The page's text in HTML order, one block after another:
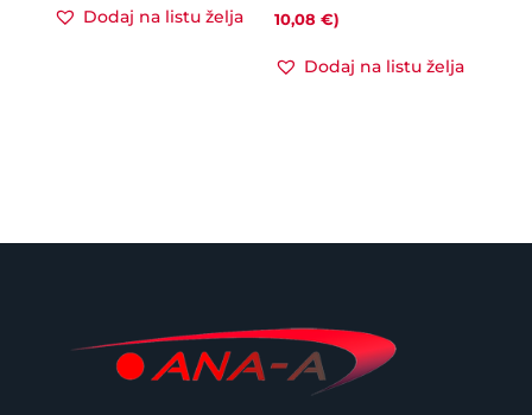
Dodaj na listu želja
10,08€)
Dodaj na listu želja